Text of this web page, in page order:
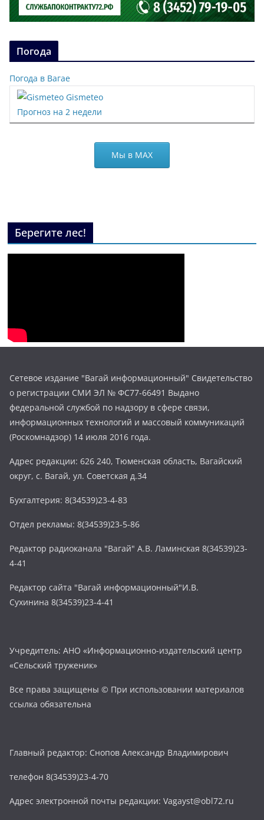
Погода
Погода в Вагае
Gismeteo
Прогноз на 2 недели
Мы в МАХ
Берегите лес!
Сетевое издание "Вагай информационный" Свидетельство
о регистрации СМИ ЭЛ № ФС77-66491 Выдано
федеральной службой по надзору в сфере связи,
информационных технологий и массовый коммуникаций
(Роскомнадзор) 14 июля 2016 года.
Адрес редакции: 626 240, Тюменская область, Вагайский
округ, с. Вагай, ул. Советская д.34
Бухгалтерия: 8(34539)23-4-83
Отдел рекламы: 8(34539)23-5-86
Редактор радиоканала "Вагай" А.В. Ламинская 8(34539)23-
4-41
Редактор сайта "Вагай информационный"И.В.
Сухинина 8(34539)23-4-41
Учредитель: АНО «Информационно-издательский центр
«Сельский труженик»
Все права защищены © При использовании материалов
ссылка обязательна
Главный редактор: Снопов Александр Владимирович
телефон 8(34539)23-4-70
Адрес электронной почты редакции: Vagayst@obl72.ru